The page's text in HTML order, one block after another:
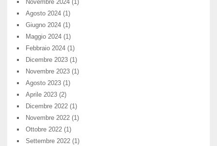
Novembre 2024 (1)
Agosto 2024 (1)
Giugno 2024 (1)
Maggio 2024 (1)
Febbraio 2024 (1)
Dicembre 2023 (1)
Novembre 2023 (1)
Agosto 2023 (1)
Aprile 2023 (2)
Dicembre 2022 (1)
Novembre 2022 (1)
Ottobre 2022 (1)
Settembre 2022 (1)